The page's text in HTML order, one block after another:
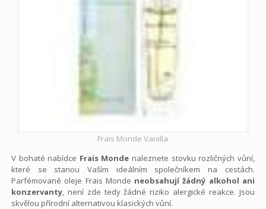
Frais Monde Vanilla
V bohaté nabídce Frais Monde naleznete stovku rozličných vůní,
které se stanou Vaším ideálním společníkem na cestách.
Parfémované oleje Frais Monde neobsahují žádný alkohol ani
konzervanty, není zde tedy žádné riziko alergické reakce. Jsou
skvělou přírodní alternativou klasických vůní.